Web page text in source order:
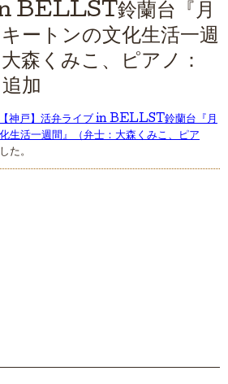
BELLST鈴蘭台『月
ートンの文化生活一週
森くみこ、ピアノ：
加
神戸】活弁ライブ in BELLST鈴蘭台『月
生活一週間』（弁士：大森くみこ、ピア
た。